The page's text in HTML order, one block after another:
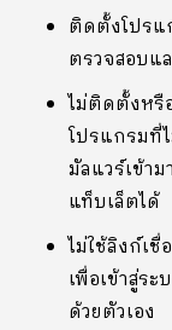
ติดตั้งโปรแ
ตรวจสอบแ
ไม่ติดตั้งหรื
โปรแกรมที่
มัลแวร์เข้า
แท็บเล็ตได้
ไม่ใช้ลิงก์เ
เพื่อเข้าสู่ร
ด้วยตัวเอง